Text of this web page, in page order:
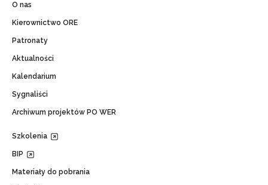
O nas
Kierownictwo ORE
Patronaty
Aktualności
Kalendarium
Sygnaliści
Archiwum projektów PO WER
Szkolenia
BIP
Materiały do pobrania